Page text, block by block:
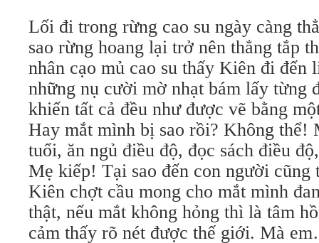
Lối đi trong rừng cao su ngày càng
sao rừng hoang lại trở nên thẳng tắp
nhân cạo mủ cao su thấy Kiên đi đến
những nụ cười mờ nhạt bám lấy từng
khiến tất cả đều như được vẽ bằng
Hay mắt mình bị sao rồi? Không thể!
tuổi, ăn ngủ điều độ, đọc sách điều
Mẹ kiếp! Tại sao đến con người cũng
Kiên chợt cầu mong cho mắt mình
thật, nếu mắt không hỏng thì là tâm
cảm thấy rõ nét được thế giới. Mà